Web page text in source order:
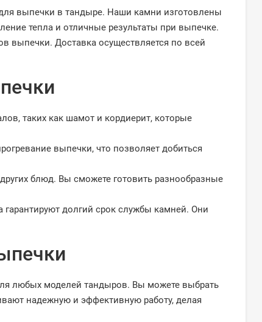
выпечки в тандыре. Наши камни изготовлены
тепла и отличные результаты при выпечке.
выпечки. Доставка осуществляется по всей
таких как шамот и кордиерит, которые
выпечки, что позволяет добиться
блюд. Вы сможете готовить разнообразные
долгий срок службы камней. Они
любых моделей тандыров. Вы можете выбрать
надежную и эффективную работу, делая